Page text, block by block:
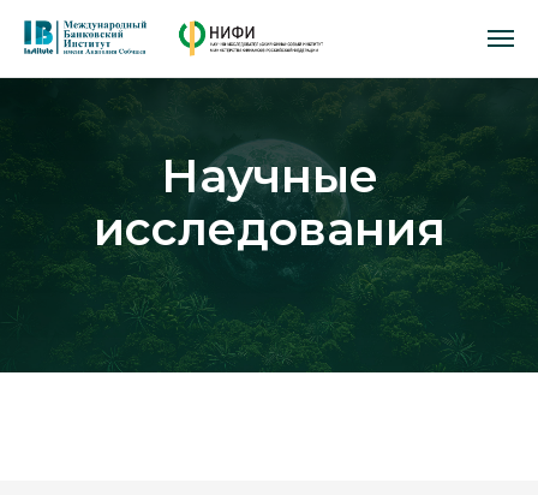
Научные
исследования